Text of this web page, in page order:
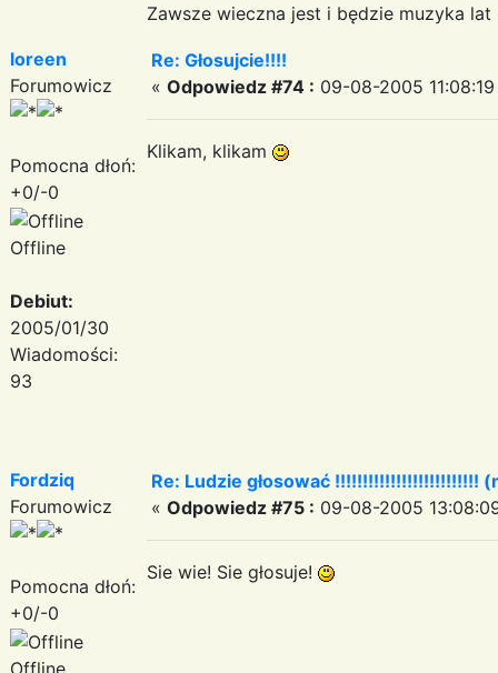
Zawsze wieczna jest i będzie muzyka
loreen
Forumowicz
Pomocna dłoń:
+0/-0
Offline
Debiut:
2005/01/30
Wiadomości:
93
Re: Głosujcie!!!!
« Odpowiedz #74 : 09-08-2005
Klikam, klikam
Fordziq
Forumowicz
Pomocna dłoń:
+0/-0
Offline
Re: Ludzie głosować !!!!!!!!!!!!!!!!!!!!!!!!!!
« Odpowiedz #75 : 09-08-2005
Sie wie! Sie głosuje!